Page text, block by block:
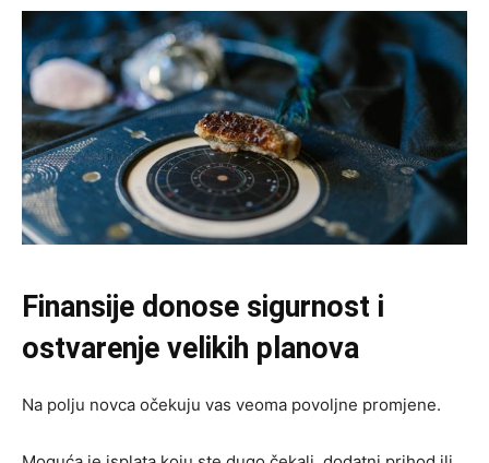
Finansije donose sigurnost i
ostvarenje velikih planova
Na polju novca očekuju vas veoma povoljne promjene.